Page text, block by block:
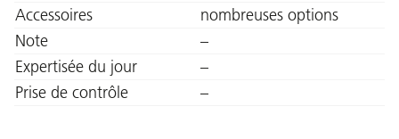
Accessoires
nombreuses options
Note
–
Expertisée du jour
–
Prise de contrôle
–